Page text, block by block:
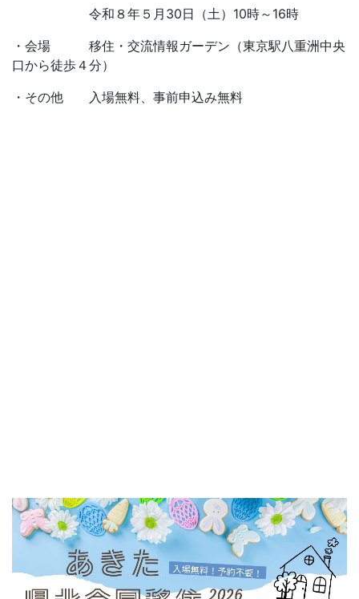
令和８年５月30日（土）10時～16時
・会場 移住・交流情報ガーデン（東京駅八重洲中央
口から徒歩４分）
・その他 入場無料、事前申込み無料